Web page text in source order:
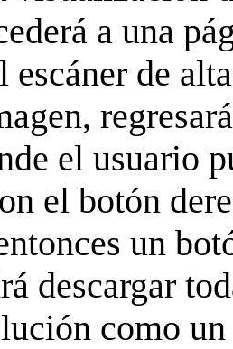
a una
escáner de
el usuario
el botón
un
descargar
como